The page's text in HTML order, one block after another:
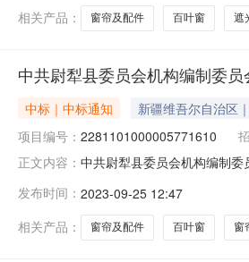
相关产品：
窗帘及配件 百叶窗 遮
中共尉犁县委员会机构编制委
中标｜中标通知
新疆维吾尔自治区
项目编号： 2281101000005771610
正文内容： 中共尉犁县委员会机构编制
目项目编号
发布时间： 2023-09-25 12:47
相关产品：
窗帘及配件 百叶窗 窗